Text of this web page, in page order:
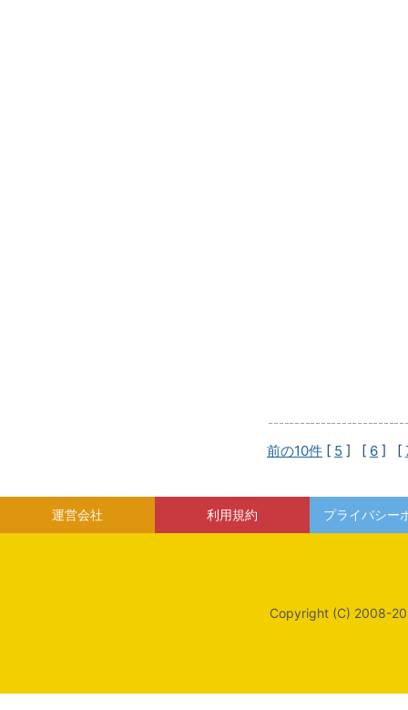
前の10件 [ 5 ] [ 6 ] [
運営会社 利用規約 プライバシー
Copyright (C) 2008-